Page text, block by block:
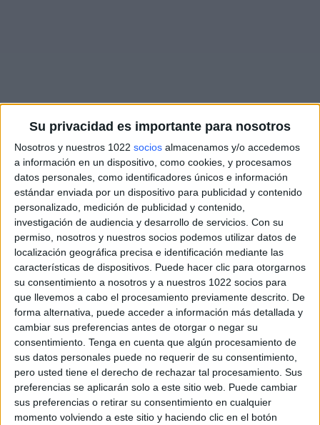
Su privacidad es importante para nosotros
Nosotros y nuestros 1022 socios almacenamos y/o accedemos
a información en un dispositivo, como cookies, y procesamos
datos personales, como identificadores únicos e información
estándar enviada por un dispositivo para publicidad y contenido
personalizado, medición de publicidad y contenido,
investigación de audiencia y desarrollo de servicios. Con su
permiso, nosotros y nuestros socios podemos utilizar datos de
localización geográfica precisa e identificación mediante las
características de dispositivos. Puede hacer clic para otorgarnos
su consentimiento a nosotros y a nuestros 1022 socios para
que llevemos a cabo el procesamiento previamente descrito. De
forma alternativa, puede acceder a información más detallada y
cambiar sus preferencias antes de otorgar o negar su
consentimiento. Tenga en cuenta que algún procesamiento de
sus datos personales puede no requerir de su consentimiento,
pero usted tiene el derecho de rechazar tal procesamiento. Sus
preferencias se aplicarán solo a este sitio web. Puede cambiar
sus preferencias o retirar su consentimiento en cualquier
momento volviendo a este sitio y haciendo clic en el botón
Más días